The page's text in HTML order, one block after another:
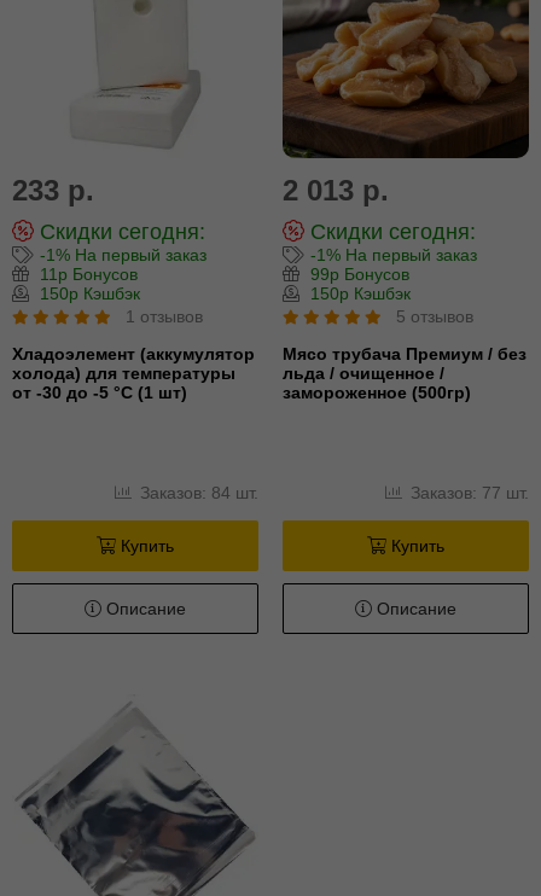
233 р.
Скидки сегодня:
-1% На первый заказ
11р Бонусов
150р Кэшбэк
1 отзывов
Хладоэлемент (аккумулятор
холода) для температуры
от -30 до -5 °С (1 шт)
Заказов: 84 шт.
Купить
Описание
2 013 р.
Скидки сегодня:
-1% На первый заказ
99р Бонусов
150р Кэшбэк
5 отзывов
Мясо трубача Премиум / без
льда / очищенное /
замороженное (500гр)
Заказов: 77 шт.
Купить
Описание